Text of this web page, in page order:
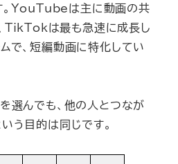
。YouTubeは主に動画の共
TikTokは最も急速に成長し
で、短編動画に特化してい
選んでも、他の人とつなが
う目的は同じです。